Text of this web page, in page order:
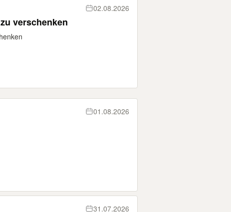
02.08.2026
verschenken
01.08.2026
31.07.2026